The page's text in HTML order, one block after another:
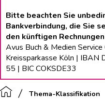
Bitte beachten Sie
Bankverbindung, die Sie
den künftigen
Avus Buch & Medien Service
Kreissparkasse Köln |
55 | BIC COKSDE33
Thema-Klassifikation